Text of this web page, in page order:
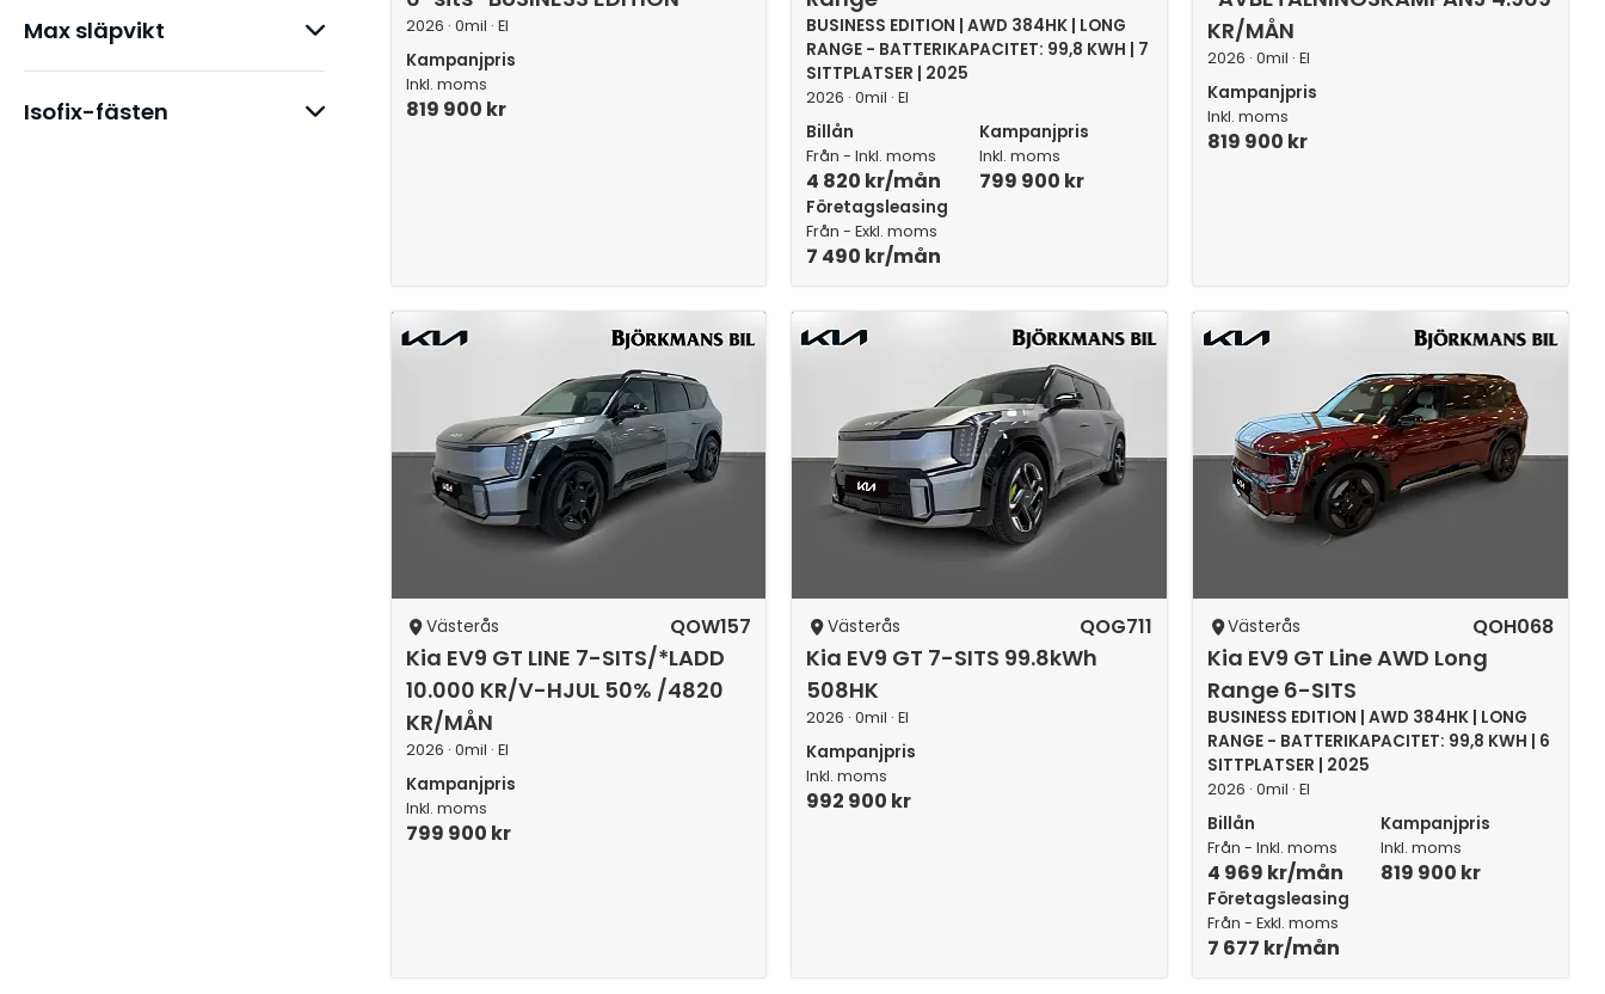
Max släpvikt
Isofix-fästen
2026 · 0mil · El
Kampanjpris
Inkl. moms
819 900 kr
BUSINESS EDITION | AWD 384HK | LONG
RANGE - BATTERIKAPACITET: 99,8 KWH | 7
SITTPLATSER | 2025
2026 · 0mil · El
Billån
Från - Inkl. moms
4 820 kr/mån
Kampanjpris
Inkl. moms
799 900 kr
Företagsleasing
Från - Exkl. moms
7 490 kr/mån
KR/MÅN
2026 · 0mil · El
Kampanjpris
Inkl. moms
819 900 kr
Västerås QOW157
Kia EV9 GT LINE 7-SITS/*LADD
10.000 KR/V-HJUL 50% /4820
KR/MÅN
2026 · 0mil · El
Kampanjpris
Inkl. moms
799 900 kr
Västerås QOG711
Kia EV9 GT 7-SITS 99.8kWh
508HK
2026 · 0mil · El
Kampanjpris
Inkl. moms
992 900 kr
Västerås QOH068
Kia EV9 GT Line AWD Long
Range 6-SITS
BUSINESS EDITION | AWD 384HK | LONG
RANGE - BATTERIKAPACITET: 99,8 KWH | 6
SITTPLATSER | 2025
2026 · 0mil · El
Billån
Från - Inkl. moms
4 969 kr/mån
Kampanjpris
Inkl. moms
819 900 kr
Företagsleasing
Från - Exkl. moms
7 677 kr/mån